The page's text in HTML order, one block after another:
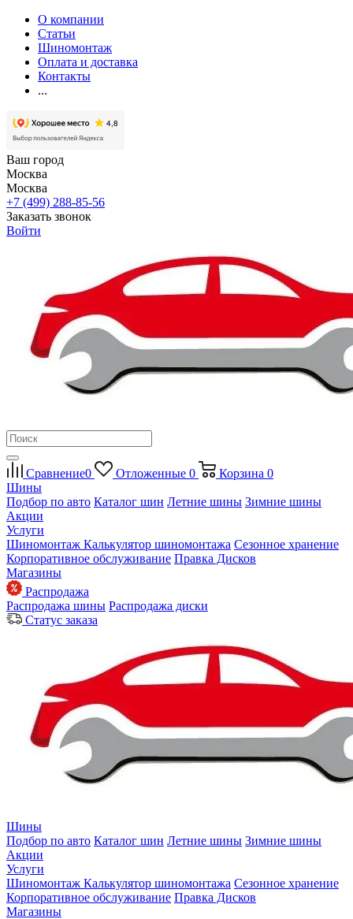
О компании
Статьи
Шиномонтаж
Оплата и доставка
Контакты
...
Ваш город
Москва
Москва
+7 (499) 288-85-56
Заказать звонок
Войти
Сравнение0 Отложенные 0 Корзина 0
Шины
Подбор по авто Каталог шин Летние шины Зимние шины
Акции
Услуги
Шиномонтаж Калькулятор шиномонтажа Сезонное хранение
Корпоративное обслуживание Правка Дисков
Магазины
Распродажа
Распродажа шины Распродажа диски
Статус заказа
Шины
Подбор по авто Каталог шин Летние шины Зимние шины
Акции
Услуги
Шиномонтаж Калькулятор шиномонтажа Сезонное хранение
Корпоративное обслуживание Правка Дисков
Магазины